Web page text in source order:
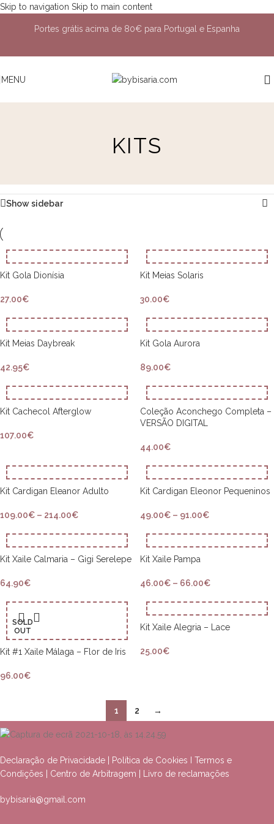
Skip to navigation Skip to main content
Portes grátis acima de 80€ para Portugal e Espanha
MENU
KITS
Show sidebar
Kit Gola Dionísia
27.00€
Kit Meias Solaris
30.00€
Kit Meias Daybreak
42.95€
Kit Gola Aurora
89.00€
Kit Cachecol Afterglow
107.00€
Coleção Aconchego Completa –
VERSÃO DIGITAL
44.00€
Kit Cardigan Eleanor Adulto
109.00€ – 214.00€
Kit Cardigan Eleonor Pequeninos
49.00€ – 91.00€
Kit Xaile Calmaria – Gigi Serelepe
64.90€
Kit Xaile Pampa
46.00€ – 66.00€
SOLD
OUT
Kit #1 Xaile Málaga – Flor de Iris
96.00€
Kit Xaile Alegria – Lace
25.00€
1 2 →
Declaração de Privacidade Política de Cookies
Termos e
Condições
Centro de Arbitragem Livro de reclamações
bybisaria@gmail.com